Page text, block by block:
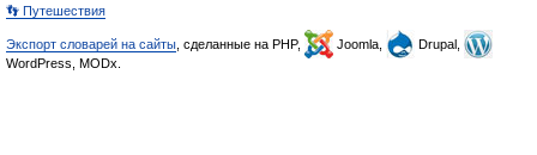
👣 Путешествия
Экспорт словарей на сайты , сделанные на PHP, Joomla,
Drupal,
WordPress, MODx.